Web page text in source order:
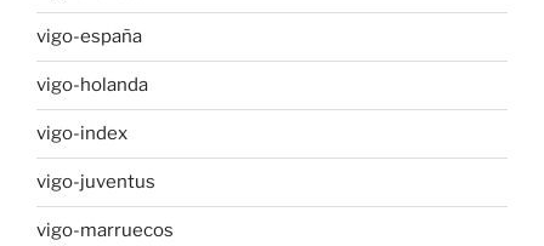
vigo-españa
vigo-holanda
vigo-index
vigo-juventus
vigo-marruecos